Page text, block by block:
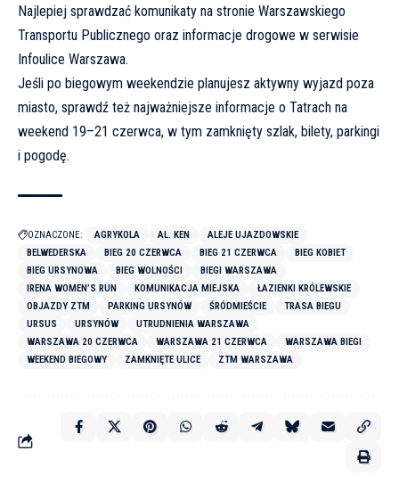
Najlepiej sprawdzać komunikaty na stronie Warszawskiego
Transportu Publicznego oraz informacje drogowe w serwisie
Infoulice Warszawa.
Jeśli po biegowym weekendzie planujesz aktywny wyjazd poza
miasto, sprawdź też najważniejsze informacje o Tatrach na
weekend 19–21 czerwca, w tym zamknięty szlak, bilety, parkingi
i pogodę.
OZNACZONE: AGRYKOLA AL. KEN
ALEJE UJAZDOWSKIE
BELWEDERSKA
BIEG 20 CZERWCA BIEG 21 CZERWCA
BIEG KOBIET
BIEG URSYNOWA
BIEG WOLNOŚCI
BIEGI WARSZAWA
IRENA WOMEN’S RUN
KOMUNIKACJA MIEJSKA
ŁAZIENKI KRÓLEWSKIE
OBJAZDY ZTM
PARKING URSYNÓW ŚRÓDMIEŚCIE
TRASA BIEGU
URSUS
URSYNÓW
UTRUDNIENIA WARSZAWA
WARSZAWA 20 CZERWCA
WARSZAWA 21 CZERWCA
WARSZAWA BIEGI
WEEKEND BIEGOWY
ZAMKNIĘTE ULICE ZTM WARSZAWA